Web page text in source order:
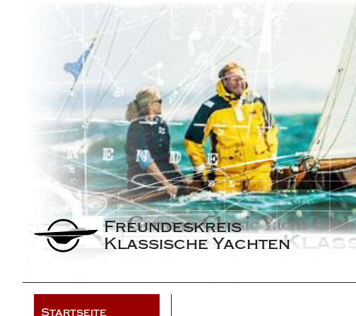
Freundeskreis
Klassische Yachten
Startseite